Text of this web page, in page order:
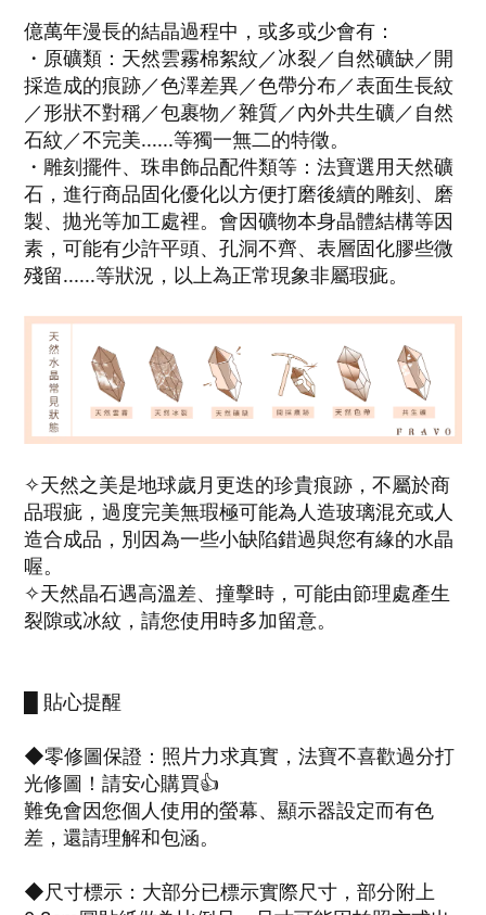
億萬年漫長的結晶過程中，或多或少會有：
・原礦類：天然雲霧棉絮紋／冰裂／自然礦缺／開
採造成的痕跡／色澤差異／色帶分布／表面生長紋
／形狀不對稱／包裹物／雜質／內外共生礦／自然
石紋／不完美......等獨一無二的特徵。
・雕刻擺件、珠串飾品配件類等：法寶選用天然礦
石，進行商品固化優化以方便打磨後續的雕刻、磨
製、拋光等加工處裡。會因礦物本身晶體結構等因
素，可能有少許平頭、孔洞不齊、表層固化膠些微
殘留......等狀況，以上為正常現象非屬瑕疵。
✧天然之美是地球歲月更迭的珍貴痕跡，不屬於商
品瑕疵，過度完美無瑕極可能為人造玻璃混充或人
造合成品，別因為一些小缺陷錯過與您有緣的水晶
喔。
✧天然晶石遇高溫差、撞擊時，可能由節理處產生
裂隙或冰紋，請您使用時多加留意。
█ 貼心提醒
◆零修圖保證：照片力求真實，法寶不喜歡過分打
光修圖！請安心購買👍
難免會因您個人使用的螢幕、顯示器設定而有色
差，還請理解和包涵。
◆尺寸標示：大部分已標示實際尺寸，部分附上